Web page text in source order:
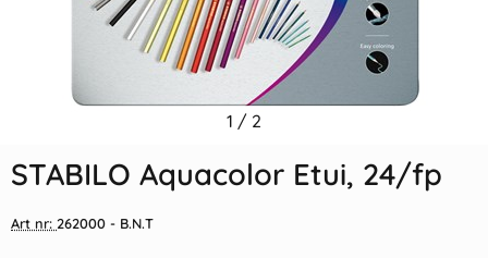
55 kr/st 109 kr/st
1 / 2
STABILO Aquacolor Etui, 24/fp
Art nr: 262000 - B.N.T